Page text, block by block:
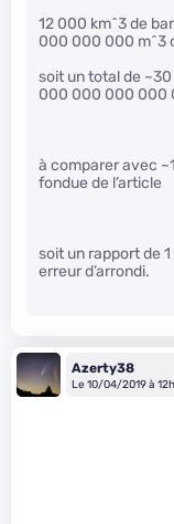
12 000 km^3 de
000 000 000 m^3
soit un total de
000 000 000 000
à comparer avec
fondue de l’article
soit un rapport de
erreur d’arrondi.
Azerty38
Le 10/04/2019 à